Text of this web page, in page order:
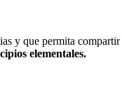
y que permita
elementales.